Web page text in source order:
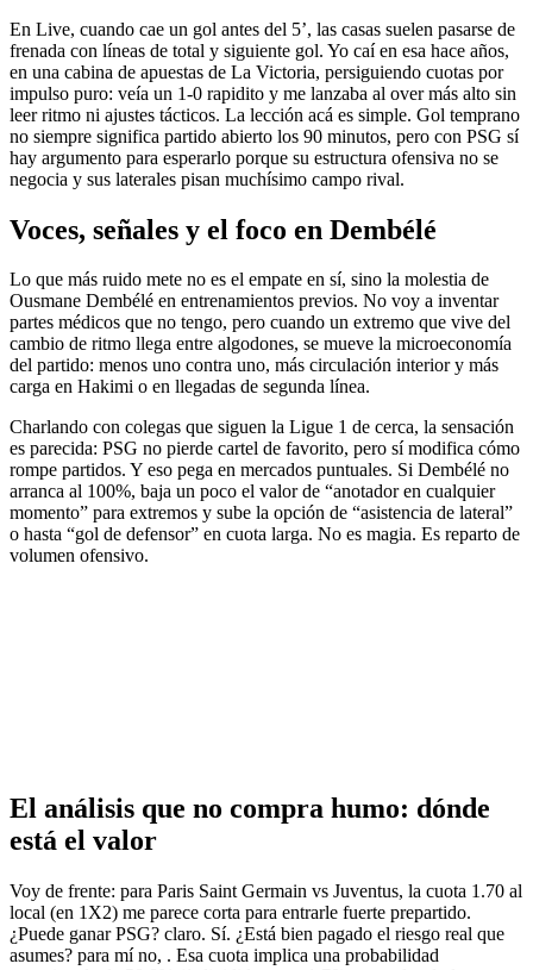
En Live, cuando cae un gol antes del 5’, las casas suelen pasarse de
frenada con líneas de total y siguiente gol. Yo caí en esa hace años,
en una cabina de apuestas de La Victoria, persiguiendo cuotas por
impulso puro: veía un 1-0 rapidito y me lanzaba al over más alto sin
leer ritmo ni ajustes tácticos. La lección acá es simple. Gol temprano
no siempre significa partido abierto los 90 minutos, pero con PSG sí
hay argumento para esperarlo porque su estructura ofensiva no se
negocia y sus laterales pisan muchísimo campo rival.
Voces, señales y el foco en Dembélé
Lo que más ruido mete no es el empate en sí, sino la molestia de
Ousmane Dembélé en entrenamientos previos. No voy a inventar
partes médicos que no tengo, pero cuando un extremo que vive del
cambio de ritmo llega entre algodones, se mueve la microeconomía
del partido: menos uno contra uno, más circulación interior y más
carga en Hakimi o en llegadas de segunda línea.
Charlando con colegas que siguen la Ligue 1 de cerca, la sensación
es parecida: PSG no pierde cartel de favorito, pero sí modifica cómo
rompe partidos. Y eso pega en mercados puntuales. Si Dembélé no
arranca al 100%, baja un poco el valor de “anotador en cualquier
momento” para extremos y sube la opción de “asistencia de lateral”
o hasta “gol de defensor” en cuota larga. No es magia. Es reparto de
volumen ofensivo.
El análisis que no compra humo: dónde
está el valor
Voy de frente: para Paris Saint Germain vs Juventus, la cuota 1.70 al
local (en 1X2) me parece corta para entrarle fuerte prepartido.
¿Puede ganar PSG? claro. Sí. ¿Está bien pagado el riesgo real que
asumes? para mí no, . Esa cuota implica una probabilidad